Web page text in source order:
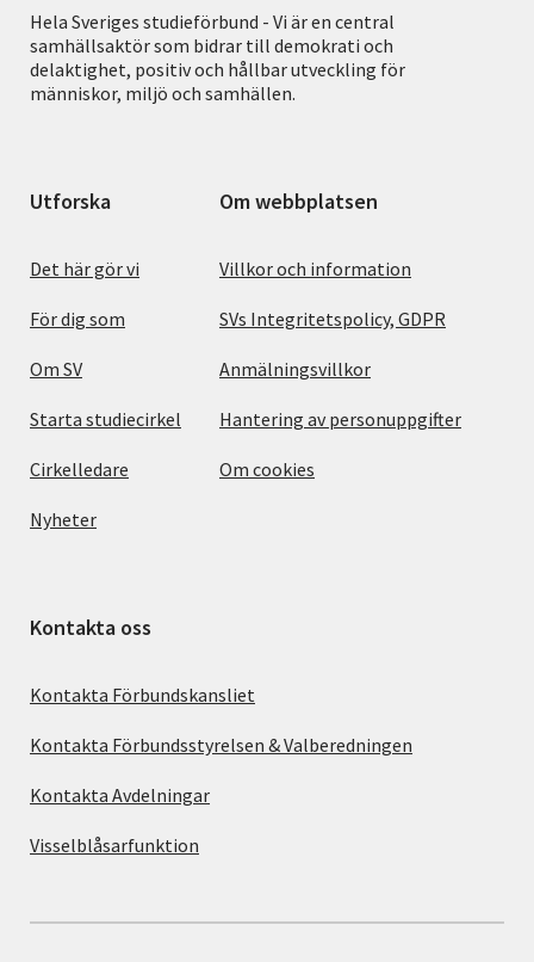
Hela Sveriges studieförbund - Vi är en central
samhällsaktör som bidrar till demokrati och
delaktighet, positiv och hållbar utveckling för
människor, miljö och samhällen.
Utforska
Det här gör vi
För dig som
Om SV
Starta studiecirkel
Cirkelledare
Nyheter
Om webbplatsen
Villkor och information
SVs Integritetspolicy, GDPR
Anmälningsvillkor
Hantering av personuppgifter
Om cookies
Kontakta oss
Kontakta Förbundskansliet
Kontakta Förbundsstyrelsen & Valberedningen
Kontakta Avdelningar
Visselblåsarfunktion